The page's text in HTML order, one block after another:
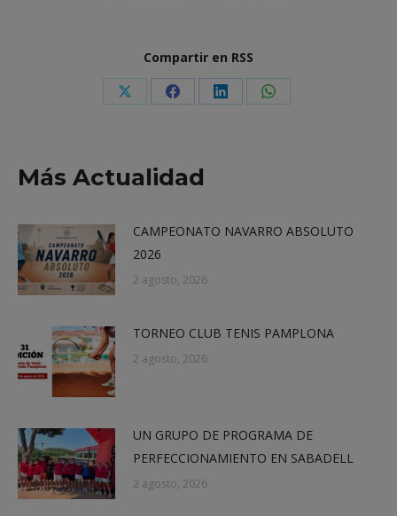
Compartir en RSS
Share Share Share Share
Más Actualidad
CAMPEONATO NAVARRO ABSOLUTO
2026
2 agosto, 2026
TORNEO CLUB TENIS PAMPLONA
2 agosto, 2026
UN GRUPO DE PROGRAMA DE
PERFECCIONAMIENTO EN SABADELL
2 agosto, 2026